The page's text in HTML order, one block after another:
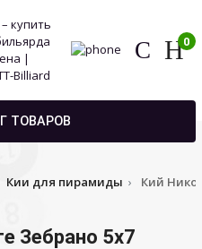
0
ТОВАРОВ
Кии для пирамиды Кий
Зебрано 5х7